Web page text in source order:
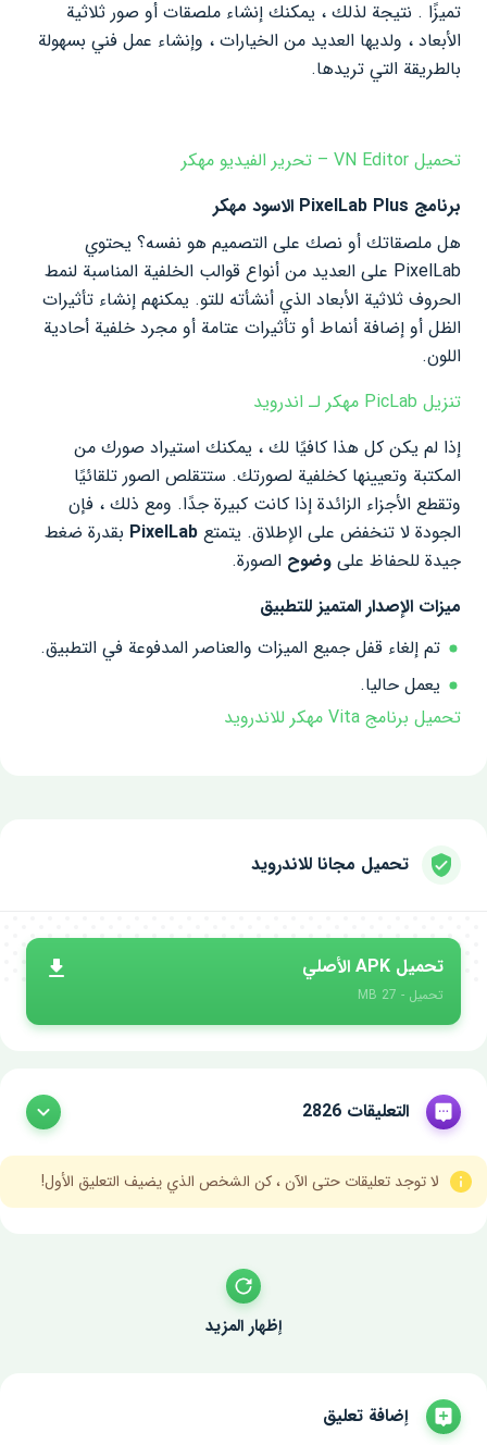
تميزًا . نتيجة لذلك ، يمكنك إنشاء ملصقات أو صور ثلاثية
الأبعاد ، ولديها العديد من الخيارات ، وإنشاء عمل فني بسهولة
بالطريقة التي تريدها.
تحميل VN Editor – تحرير الفيديو مهكر
برنامج PixelLab Plus الاسود مهكر
هل ملصقاتك أو نصك على التصميم هو نفسه؟ يحتوي
PixelLab على العديد من أنواع قوالب الخلفية المناسبة لنمط
الحروف ثلاثية الأبعاد الذي أنشأته للتو. يمكنهم إنشاء تأثيرات
الظل أو إضافة أنماط أو تأثيرات عتامة أو مجرد خلفية أحادية
اللون.
تنزيل PicLab مهكر لـ اندرويد
إذا لم يكن كل هذا كافيًا لك ، يمكنك استيراد صورك من
المكتبة وتعيينها كخلفية لصورتك. ستتقلص الصور تلقائيًا
وتقطع الأجزاء الزائدة إذا كانت كبيرة جدًا. ومع ذلك ، فإن
الجودة لا تنخفض على الإطلاق. يتمتع PixelLab بقدرة ضغط
جيدة للحفاظ على وضوح الصورة.
ميزات الإصدار المتميز للتطبيق
تم إلغاء قفل جميع الميزات والعناصر المدفوعة في التطبيق.
يعمل حاليا.
تحميل برنامج Vita مهكر للاندرويد
تحميل مجانا للاندرويد
تحميل APK الأصلي
تحميل - 27 MB
التعليقات 2826
لا توجد تعليقات حتى الآن ، كن الشخص الذي يضيف التعليق الأول!
إظهار المزيد
إضافة تعليق